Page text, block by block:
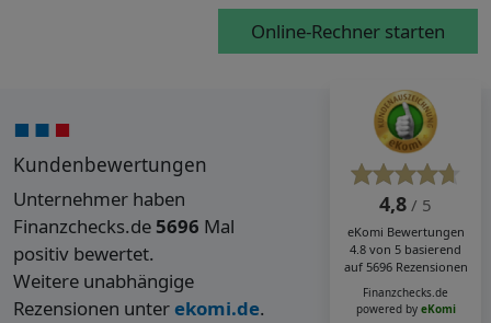
Online-Rechner starten
Kundenbewertungen
Unternehmer haben
Finanzchecks.de 5696 Mal
positiv bewertet.
Weitere unabhängige
Rezensionen unterekomi.de.
4,8 / 5
eKomi Bewertungen
4.8 von 5 basierend
auf 5696Rezensionen
Finanzchecks.de
powered by eKomi